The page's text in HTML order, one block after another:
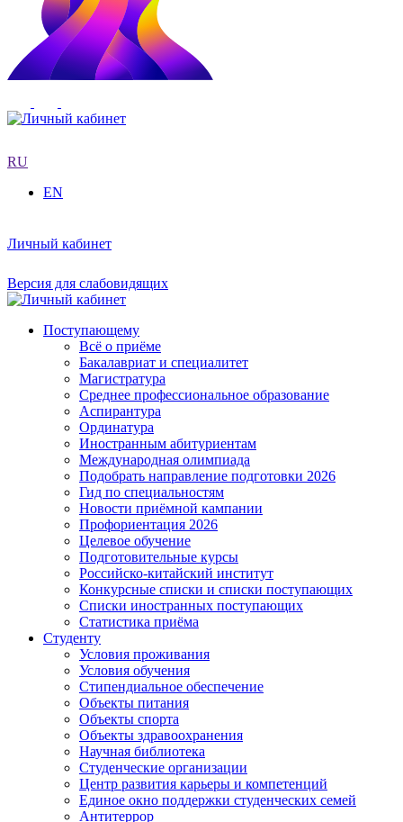
RU
EN
Личный кабинет
Версия для слабовидящих
Поступающему
Всё о приёме
Бакалавриат и специалитет
Магистратура
Среднее профессиональное образование
Аспирантура
Ординатура
Иностранным абитуриентам
Международная олимпиада
Подобрать направление подготовки 2026
Гид по специальностям
Новости приёмной кампании
Профориентация 2026
Целевое обучение
Подготовительные курсы
Российско-китайский институт
Конкурсные списки и списки поступающих
Списки иностранных поступающих
Статистика приёма
Студенту
Условия проживания
Условия обучения
Стипендиальное обеспечение
Объекты питания
Объекты спорта
Объекты здравоохранения
Научная библиотека
Студенческие организации
Центр развития карьеры и компетенций
Единое окно поддержки студенческих семей
Антитеррор